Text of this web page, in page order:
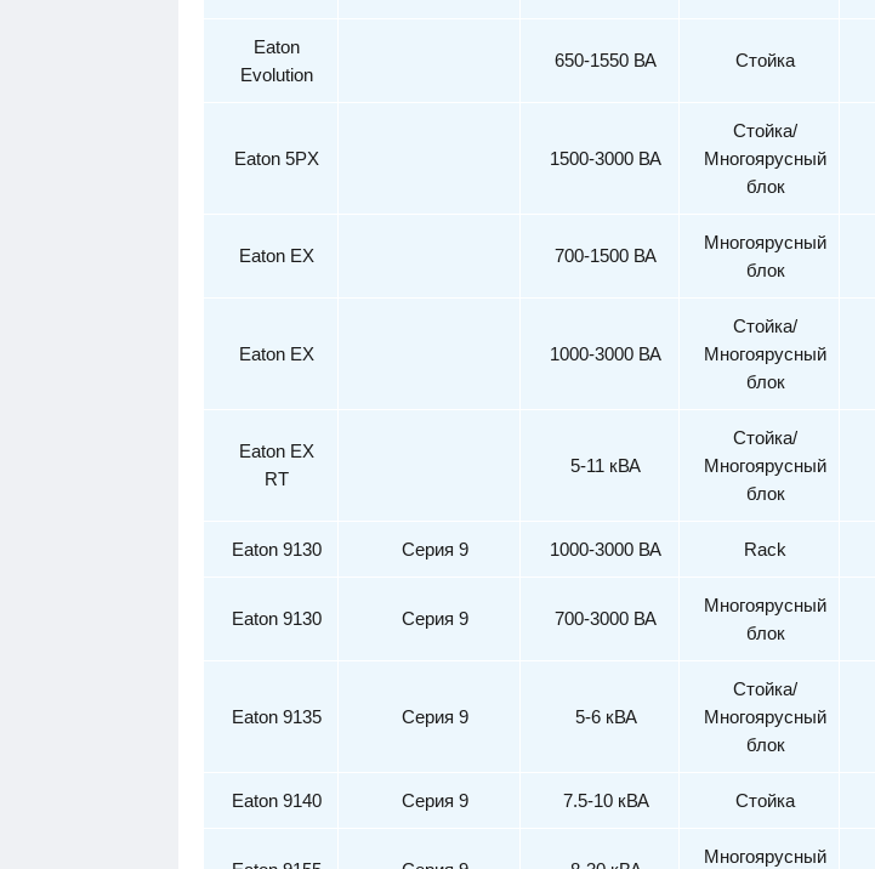
Eaton
Evolution
650-1550 ВА Стойка
Eaton 5PX 1500-3000 ВА
Стойка/
Многоярусный
блок
Eaton EX 700-1500 ВА
Многоярусный
блок
Eaton EX 1000-3000 ВА
Стойка/
Многоярусный
блок
Eaton EX
RT
5-11 кВА
Стойка/
Многоярусный
блок
Eaton 9130 Серия 9 1000-3000 ВА Rack
Eaton 9130 Серия 9 700-3000 ВА
Многоярусный
блок
Eaton 9135 Серия 9 5-6 кВА
Стойка/
Многоярусный
блок
Eaton 9140 Серия 9 7.5-10 кВА Стойка
Многоярусный